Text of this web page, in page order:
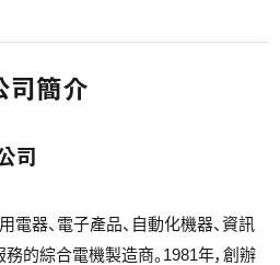
司簡介
司
電器、電子產品、自動化機器、資訊
的綜合電機製造商。1981年，創辦